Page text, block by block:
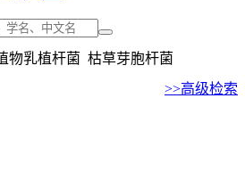
物乳植杆菌 枯草芽胞杆菌
>>高级检索